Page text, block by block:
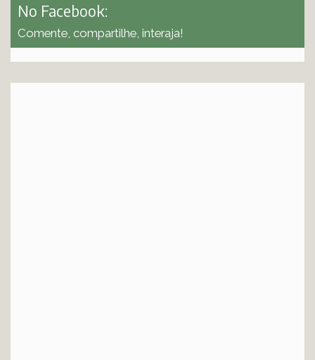
No Facebook:
Comente, compartilhe, interaja!